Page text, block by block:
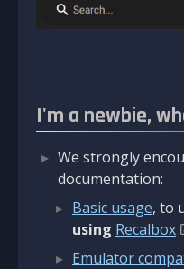
I'm a newbie,
We strongly
documentation:
Basic usage, to
using Recalbox
Emulator